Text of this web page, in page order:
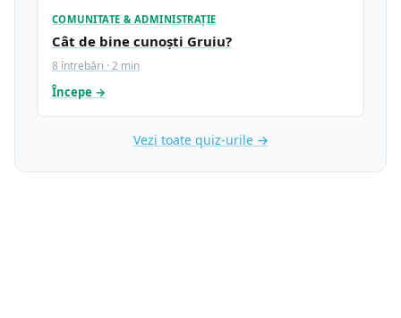
COMUNITATE & ADMINISTRAȚIE
Cât de bine cunoști Gruiu?
8 întrebări · 2 min
Începe →
Vezi toate quiz-urile →